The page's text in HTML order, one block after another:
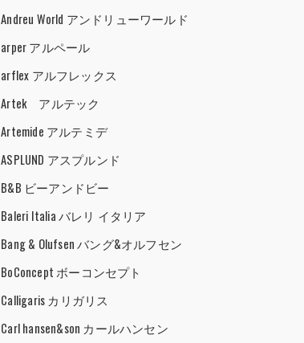
Andreu World アンドリューワールド
arper アルペール
arflex アルフレックス
Artek アルテック
Artemide アルテミデ
ASPLUND アスプルンド
B&B ビーアンドビー
Baleri Italia バレリ イタリア
Bang & Olufsen バング&オルフセン
BoConcept ボーコンセプト
Calligaris カリガリス
Carl hansen&son カールハンセン